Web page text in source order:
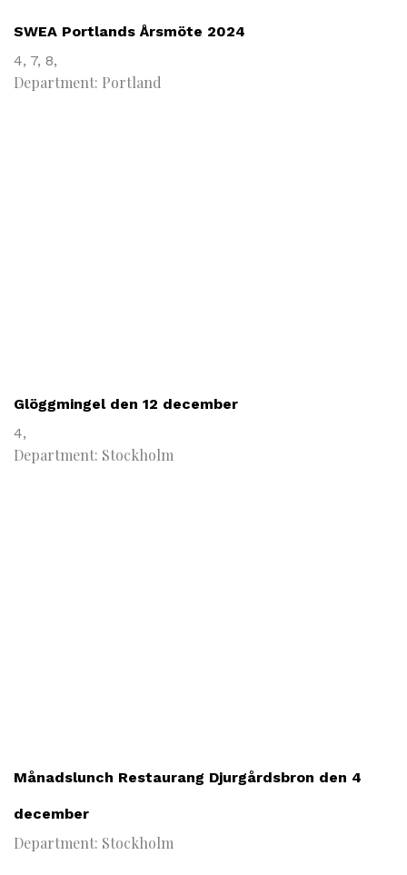
SWEA Portlands Årsmöte 2024
4, 7, 8,
Department: Portland
Glöggmingel den 12 december
4,
Department: Stockholm
Månadslunch Restaurang Djurgårdsbron den 4
december
Department: Stockholm